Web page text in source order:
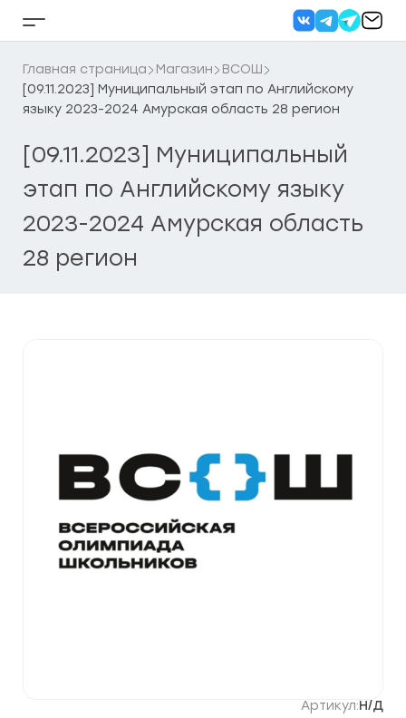
Кнопка
бокового
меню
Главная страница Магазин
ВСОШ
[09.11.2023] Муниципальный этап по Английскому
языку 2023-2024 Амурская область 28 регион
[09.11.2023] Муниципальный
этап по Английскому языку
2023-2024 Амурская область
28 регион
Артикул:Н/Д